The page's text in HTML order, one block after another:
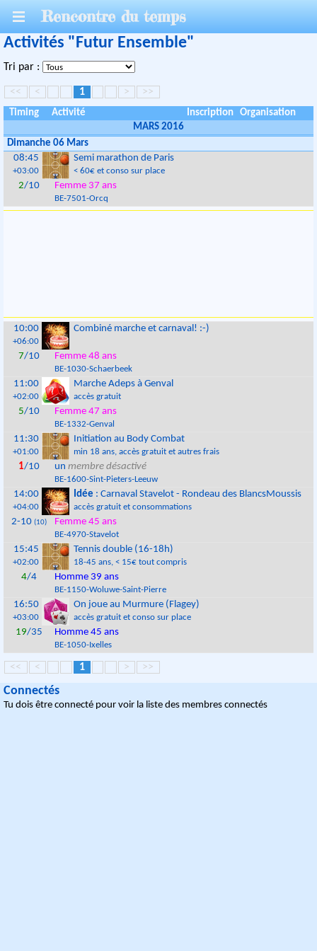
Rencontre du temps
Activités "Futur Ensemble"
Tri par :
<< < 1 > >>
Timing Activité Inscription
Organisation
MARS 2016
Dimanche 06 Mars
08:45
+03:00
Semi marathon de Paris
< 60€ et conso sur place
2/10 Femme 37 ans
BE-7501-Orcq
10:00
+06:00
Combiné marche et carnaval! :-)
7/10 Femme 48 ans
BE-1030-Schaerbeek
11:00
+02:00
Marche Adeps à Genval
accès gratuit
5/10 Femme 47 ans
BE-1332-Genval
11:30
+01:00
Initiation au Body Combat
min 18 ans, accès gratuit et autres frais
1/10 unmembre désactivé
BE-1600-Sint-Pieters-Leeuw
14:00
+04:00
Idée : Carnaval Stavelot - Rondeau des BlancsMoussis
accès gratuit et consommations
2-10(10) Femme 45 ans
BE-4970-Stavelot
15:45
+02:00
Tennis double (16-18h)
18-45 ans, < 15€ tout compris
4/4 Homme 39 ans
BE-1150-Woluwe-Saint-Pierre
16:50
+03:00
On joue au Murmure (Flagey)
accès gratuit et conso sur place
19/35 Homme 45 ans
BE-1050-Ixelles
<< < 1 > >>
Connectés
Tu dois être connecté pour voir la liste des membres connectés